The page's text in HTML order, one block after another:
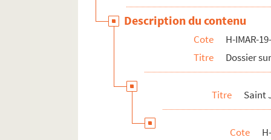
Saint Jean
Saint Mathieu
H-IMAR-22-1-1. Grand tableau
Pomey - Saint Goar d'Arneke
Les saints martyrs Greogory et
Les saints "Septem Dormientes"
Description du contenu
Cote
H-IMAR-
Titre
Dossier
Titre Saint
Cote